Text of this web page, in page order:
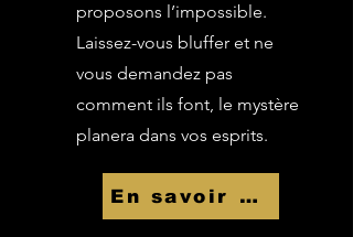
proposons l’impossible.
Laissez-vous bluffer et ne
vous demandez pas
comment ils font, le mystère
planera dans vos esprits.
En savoir Plus